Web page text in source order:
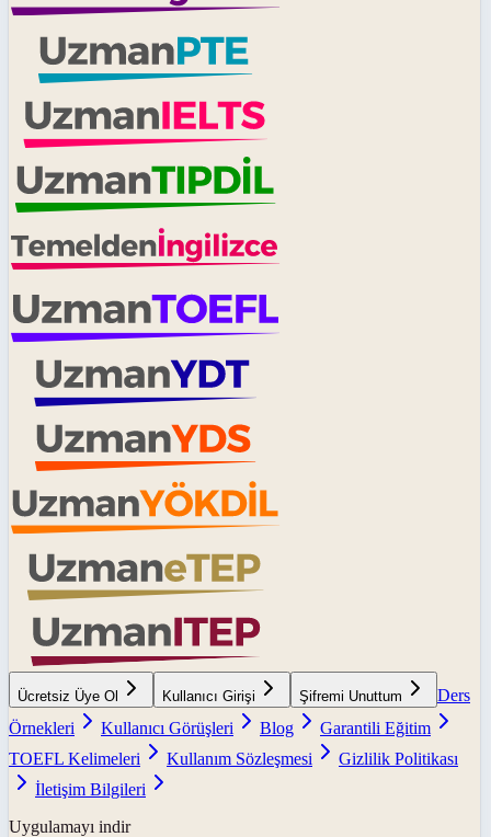
Ücretsiz Üye Ol Kullanıcı Girişi Şifremi Unuttum
Ders
Örnekleri
Kullanıcı Görüşleri Blog
Garantili Eğitim
TOEFL Kelimeleri
Kullanım Sözleşmesi
Gizlilik Politikası
İletişim Bilgileri
Uygulamayı indir